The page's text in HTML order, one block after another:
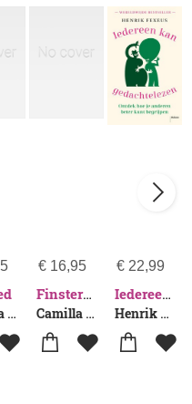
Camilla Lackberg-Henrik Fexeus
€ 16,95
Finsternebel
Camilla Läckberg-Henrik Fexeus
€22,99
Iedereen kan gedachtelezen
Henrik Fexeus